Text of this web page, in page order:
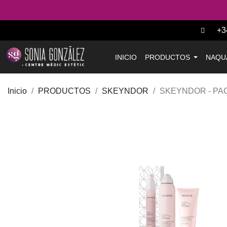
INICIO PRODUCTOS
Inicio PRODUCTOS SKEYNDOR SKEYNDOR -